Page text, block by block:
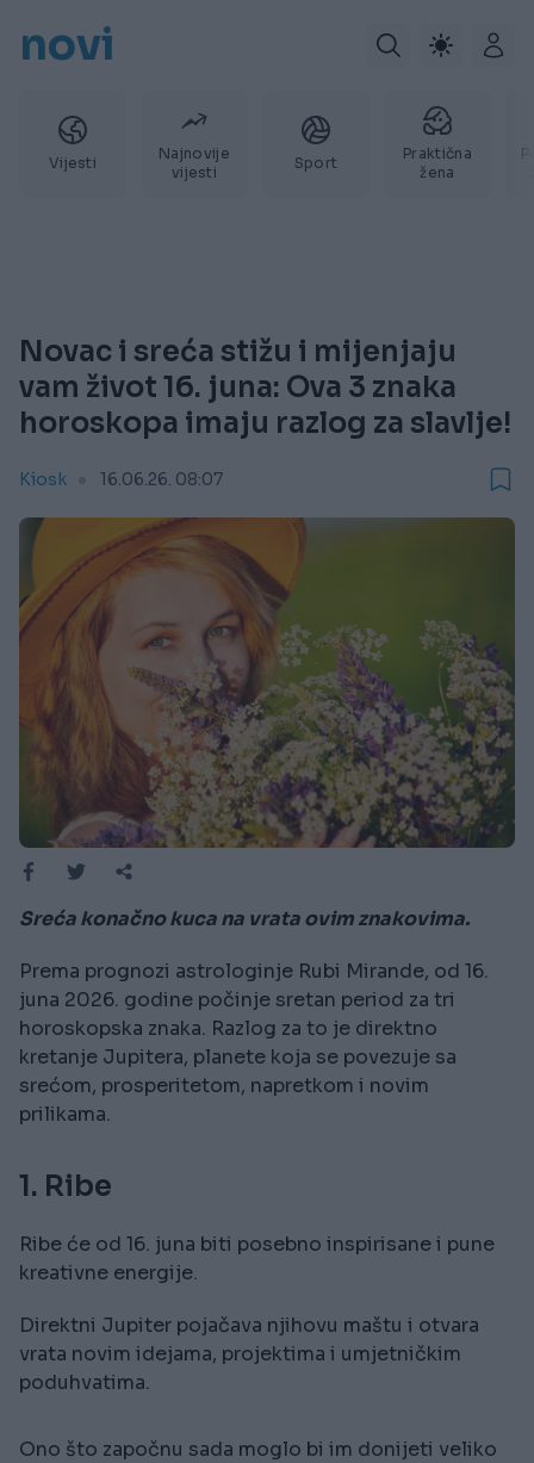
novi
Vijesti
Najnovije
vijesti
Sport
Praktična
žena
Novac i sreća stižu i mijenjaju
vam život 16. juna: Ova 3 znaka
horoskopa imaju razlog za slavlje!
Kiosk 16.06.26. 08:07
Sreća konačno kuca na vrata ovim znakovima.
Prema prognozi astrologinje Rubi Mirande, od 16.
juna 2026. godine počinje sretan period za tri
horoskopska znaka. Razlog za to je direktno
kretanje Jupitera, planete koja se povezuje sa
srećom, prosperitetom, napretkom i novim
prilikama.
1. Ribe
Ribe će od 16. juna biti posebno inspirisane i pune
kreativne energije.
Direktni Jupiter pojačava njihovu maštu i otvara
vrata novim idejama, projektima i umjetničkim
poduhvatima.
Ono što započnu sada moglo bi im donijeti veliko